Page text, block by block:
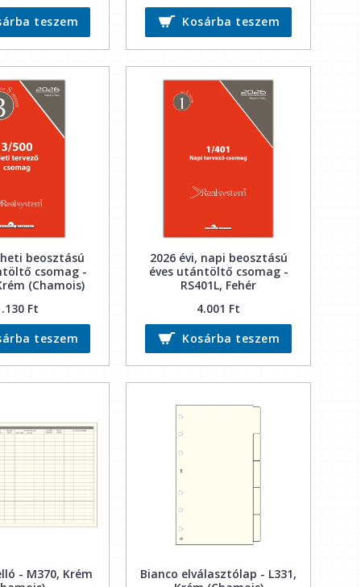
teszem
Kosárba teszem
beosztású
csomag -
(Chamois)
Ft
teszem
2026 évi, napi beosztású
éves utántöltő csomag -
RS401L, Fehér
4.001 Ft
Kosárba teszem
- M370, Krém
Bianco elválasztólap - L331,